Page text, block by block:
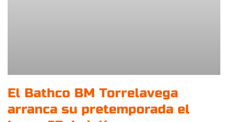
El Bathco BM Torrelavega
arranca su pretemporada el